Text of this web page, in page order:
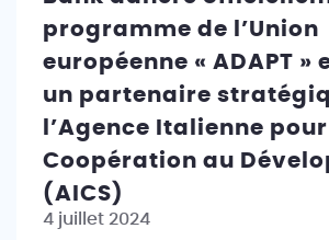
programme de l’Union
européenne « ADAPT »
un partenaire
l’Agence Italienne
Coopération au
(AICS)
4 juillet 2024